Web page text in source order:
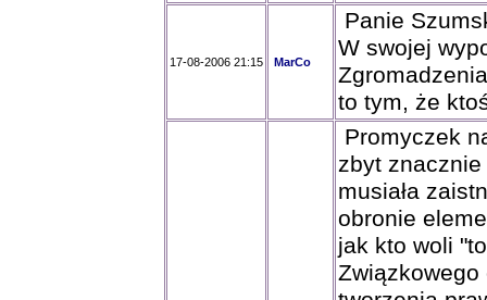
17-08-2006 21:15 MarCo
Panie
W swojej
to tym, że
Promyczek
zbyt
musiała
obronie
jak kto woli